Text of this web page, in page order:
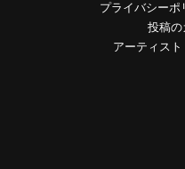
プライバシーポ
投稿の
アーティス